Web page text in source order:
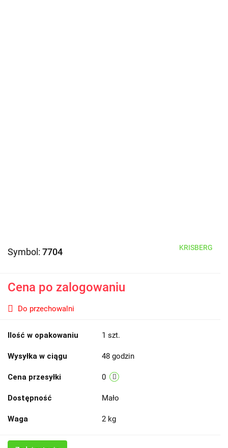
Symbol: 7704 KRISBERG
Cena po zalogowaniu
Do przechowalni
Ilość w opakowaniu 1 szt.
Wysyłka w ciągu 48 godzin
Cena przesyłki 0
Dostępność Mało
Waga 2 kg